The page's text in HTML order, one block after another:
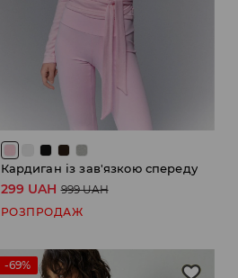
Кардиган із зав'язкою спереду
299 UAH 999 UAH
РОЗПРОДАЖ
-69%